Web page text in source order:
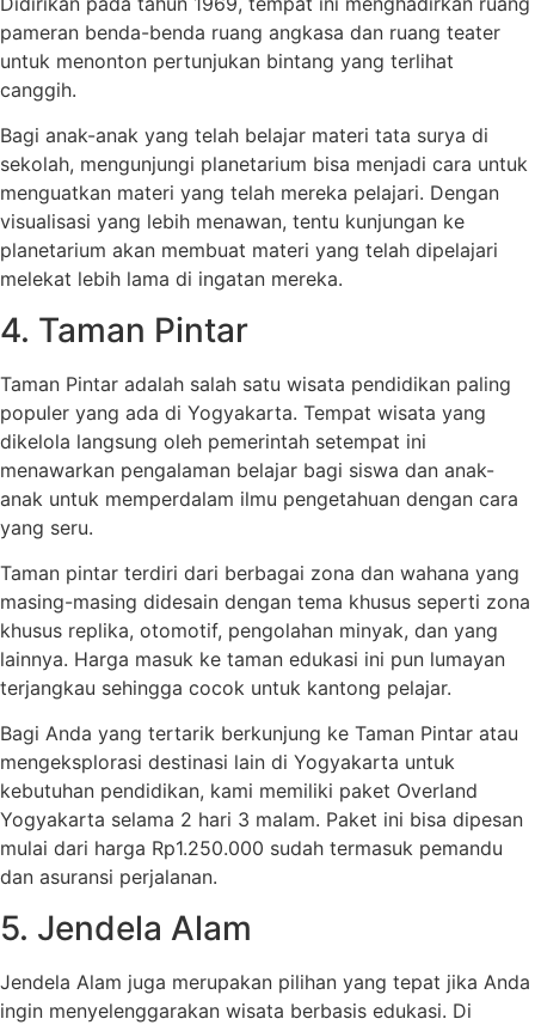
pameran benda-benda ruang angkasa dan ruang teater
untuk menonton pertunjukan bintang yang terlihat
canggih.
Bagi anak-anak yang telah belajar materi tata surya di
sekolah, mengunjungi planetarium bisa menjadi cara untuk
menguatkan materi yang telah mereka pelajari. Dengan
visualisasi yang lebih menawan, tentu kunjungan ke
planetarium akan membuat materi yang telah dipelajari
melekat lebih lama di ingatan mereka.
4. Taman Pintar
Taman Pintar adalah salah satu wisata pendidikan paling
populer yang ada di Yogyakarta. Tempat wisata yang
dikelola langsung oleh pemerintah setempat ini
menawarkan pengalaman belajar bagi siswa dan anak-
anak untuk memperdalam ilmu pengetahuan dengan cara
yang seru.
Taman pintar terdiri dari berbagai zona dan wahana yang
masing-masing didesain dengan tema khusus seperti zona
khusus replika, otomotif, pengolahan minyak, dan yang
lainnya. Harga masuk ke taman edukasi ini pun lumayan
terjangkau sehingga cocok untuk kantong pelajar.
Bagi Anda yang tertarik berkunjung ke Taman Pintar atau
mengeksplorasi destinasi lain di Yogyakarta untuk
kebutuhan pendidikan, kami memiliki paket Overland
Yogyakarta selama 2 hari 3 malam. Paket ini bisa dipesan
mulai dari harga Rp1.250.000 sudah termasuk pemandu
dan asuransi perjalanan.
5. Jendela Alam
Jendela Alam juga merupakan pilihan yang tepat jika Anda
ingin menyelenggarakan wisata berbasis edukasi. Di